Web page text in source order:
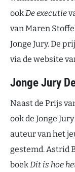
ookDe executie
van Maren
Jonge Jury. De
via de website
Jonge Jury
Naast de Prijs
ook de Jonge
auteur van het
gestemd. Astrid
boekDit is hoe